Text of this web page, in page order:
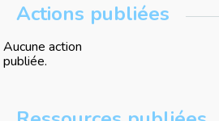
Actions publiées
Aucune action
publiée.